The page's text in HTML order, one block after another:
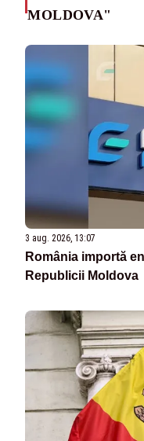
MOLDOVA"
3 aug. 2026, 13:07
România importă
Republicii Moldova